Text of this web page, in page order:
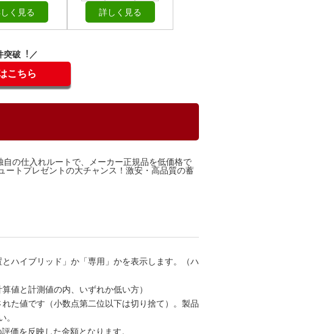
く見る 詳しく見る
突破︕／
こちら
の仕入れルートで、メーカー正規品を低価格で
ートプレゼントの大チャンス！激安・高品質の蓄
ハイブリッド」か「専用」かを表示します。（ハ
値と計測値の内、いずれか低い方）
た値です（小数点第二位以下は切り捨て）。製品
。
価を反映した金額となります。